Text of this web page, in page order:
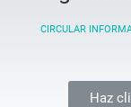
CIRCULAR
Haz